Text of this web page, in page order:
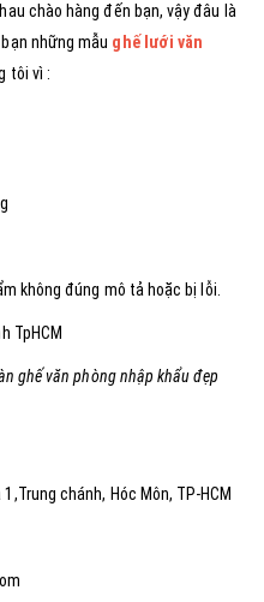
chào hàng đến bạn, vậy đâu là
những mẫu ghế lưới văn
tôi vì :
không đúng mô tả hoặc bị lỗi.
TpHCM
ghế văn phòng nhập khẩu đẹp
chánh, Hóc Môn, TP-HCM